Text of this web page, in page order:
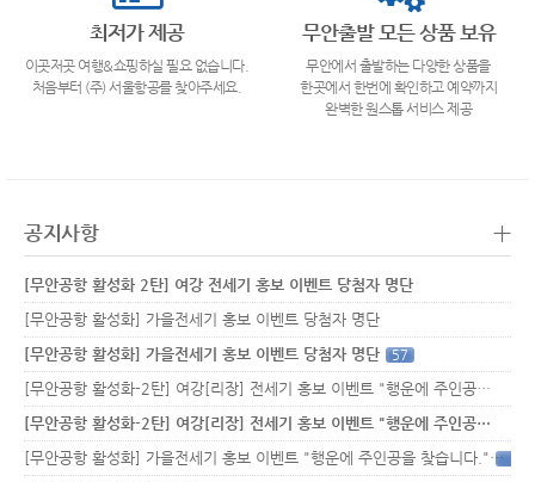
최저가 제공
이곳저곳 여행&쇼핑하실 필요 없습니다.
처음부터 (주) 서울항공를 찾아주세요.
무안출발 모든 상품 보유
무안에서 출발하는 다양한 상품을
한곳에서 한번에 확인하고 예약까지
완벽한 원스톱 서비스 제공
공지사항 +
[무안공항 활성화 2탄] 여강 전세기 홍보 이벤트 당첨자 명단
[무안공항 활성화] 가을전세기 홍보 이벤트 당첨자 명단
[무안공항 활성화] 가을전세기 홍보 이벤트 당첨자 명단
57
[무안공항 활성화-2탄] 여강[리장] 전세기 홍보 이벤트 "행운에 주인공…
[무안공항 활성화-2탄] 여강[리장] 전세기 홍보 이벤트 "행운에 주인공…
[무안공항 활성화] 가을전세기 홍보 이벤트 "행운에 주인공을 찾습니다."33